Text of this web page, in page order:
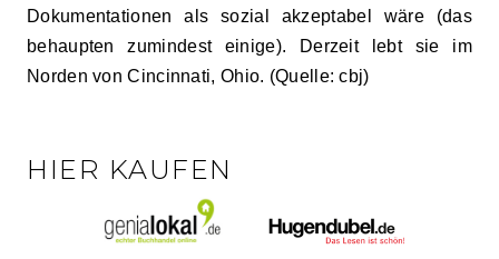
Dokumentationen als sozial akzeptabel wäre (das
behaupten zumindest einige). Derzeit lebt sie im
Norden von Cincinnati, Ohio. (Quelle: cbj)
HIER KAUFEN